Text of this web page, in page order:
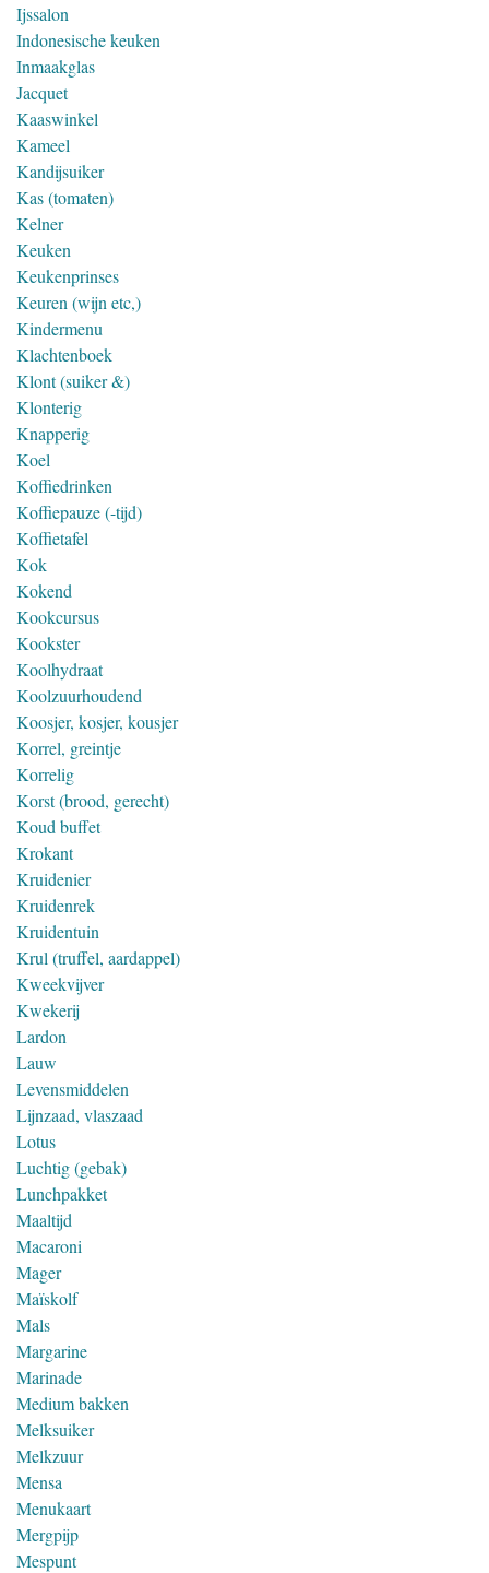
Ijssalon
Indonesische keuken
Inmaakglas
Jacquet
Kaaswinkel
Kameel
Kandijsuiker
Kas (tomaten)
Kelner
Keuken
Keukenprinses
Keuren (wijn etc,)
Kindermenu
Klachtenboek
Klont (suiker &)
Klonterig
Knapperig
Koel
Koffiedrinken
Koffiepauze (-tijd)
Koffietafel
Kok
Kokend
Kookcursus
Kookster
Koolhydraat
Koolzuurhoudend
Koosjer, kosjer, kousjer
Korrel, greintje
Korrelig
Korst (brood, gerecht)
Koud buffet
Krokant
Kruidenier
Kruidenrek
Kruidentuin
Krul (truffel, aardappel)
Kweekvijver
Kwekerij
Lardon
Lauw
Levensmiddelen
Lijnzaad, vlaszaad
Lotus
Luchtig (gebak)
Lunchpakket
Maaltijd
Macaroni
Mager
Maïskolf
Mals
Margarine
Marinade
Medium bakken
Melksuiker
Melkzuur
Mensa
Menukaart
Mergpijp
Mespunt